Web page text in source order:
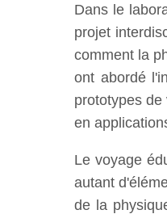
Dans le
projet
comment la
ont abordé
prototypes
en
Le voyage
autant
de la